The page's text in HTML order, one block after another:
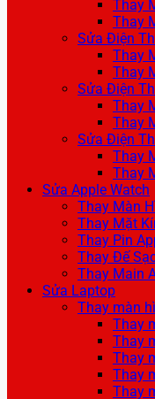
Thay
Thay
Sửa Điện
Thay
Thay
Sửa Điện
Thay
Thay
Sửa Điện
Thay
Thay
Sửa Apple Watch
Thay Màn
Thay Mặt
Thay Pin
Thay Đế
Thay Main
Sửa Laptop
Thay màn
Thay
Thay
Thay
Thay
Thay